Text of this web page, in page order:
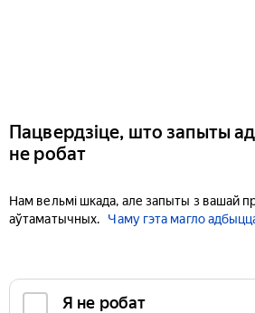
Пацвердзіце, што запыты
не робат
Нам вельмі шкада, але запыты з вашай
аўтаматычных.
Чаму гэта магло
Я не робат